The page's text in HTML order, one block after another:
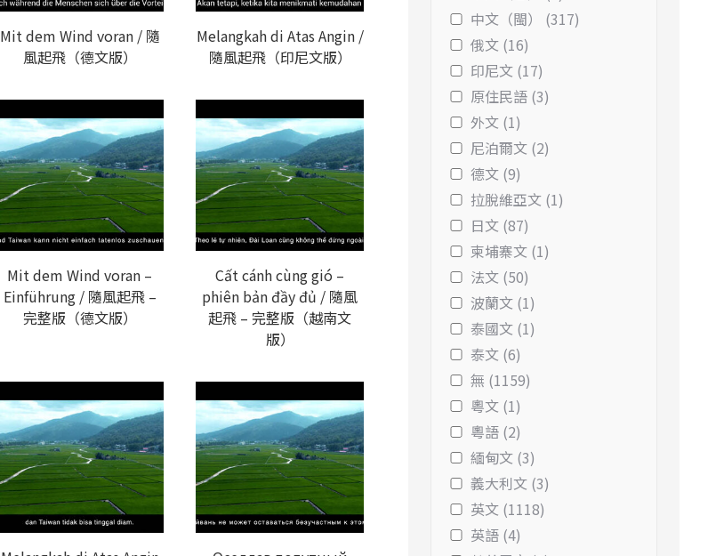
Mit dem Wind voran / 隨
風起飛（德文版）
Melangkah di Atas Angin /
隨風起飛（印尼文版）
Mit dem Wind voran –
Einführung / 隨風起飛 –
完整版（德文版）
Cất cánh cùng gió –
phiên bản đầy đủ / 隨風
起飛 – 完整版（越南文
版）
中文（閩） (317)
俄文 (16)
印尼文 (17)
原住民語 (3)
外文 (1)
尼泊爾文 (2)
德文 (9)
拉脫維亞文 (1)
日文 (87)
柬埔寨文 (1)
法文 (50)
波蘭文 (1)
泰國文 (1)
泰文 (6)
無 (1159)
粵文 (1)
粵語 (2)
緬甸文 (3)
義大利文 (3)
英文 (1118)
英語 (4)